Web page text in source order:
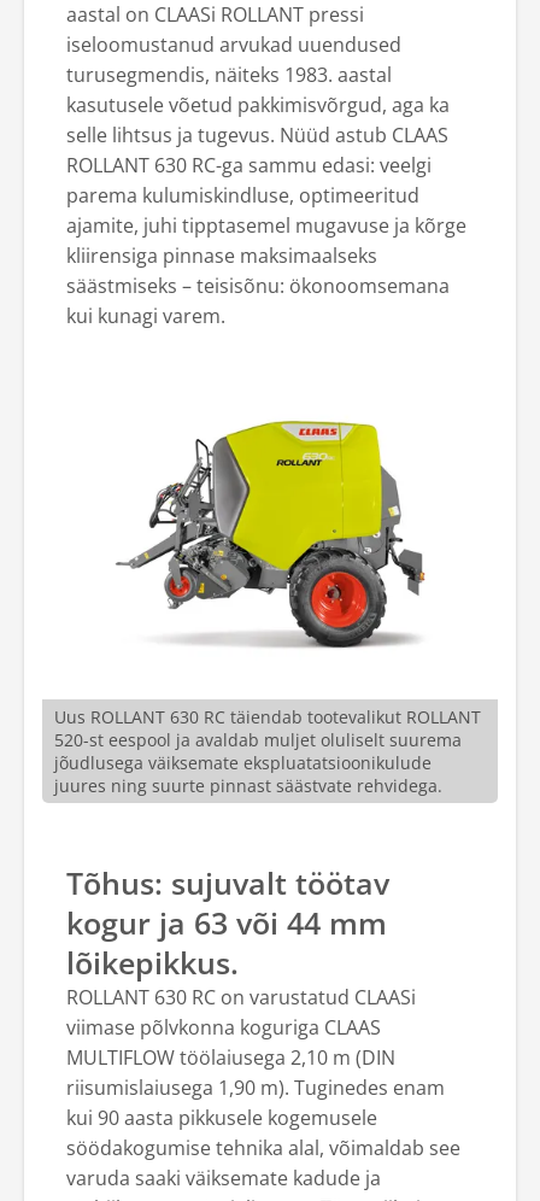
aastal on CLAASi ROLLANT pressi
iseloomustanud arvukad uuendused
turusegmendis, näiteks 1983. aastal
kasutusele võetud pakkimisvõrgud, aga ka
selle lihtsus ja tugevus. Nüüd astub CLAAS
ROLLANT 630 RC-ga sammu edasi: veelgi
parema kulumiskindluse, optimeeritud
ajamite, juhi tipptasemel mugavuse ja kõrge
kliirensiga pinnase maksimaalseks
säästmiseks – teisisõnu: ökonoomsemana
kui kunagi varem.
Uus ROLLANT 630 RC täiendab tootevalikut ROLLANT
520-st eespool ja avaldab muljet oluliselt suurema
jõudlusega väiksemate ekspluatatsioonikulude
juures ning suurte pinnast säästvate rehvidega.
Tõhus: sujuvalt töötav
kogur ja 63 või 44 mm
lõikepikkus.
ROLLANT 630 RC on varustatud CLAASi
viimase põlvkonna koguriga CLAAS
MULTIFLOW töölaiusega 2,10 m (DIN
riisumislaiusega 1,90 m). Tuginedes enam
kui 90 aasta pikkusele kogemusele
söödakogumise tehnika alal, võimaldab see
varuda saaki väiksemate kadude ja